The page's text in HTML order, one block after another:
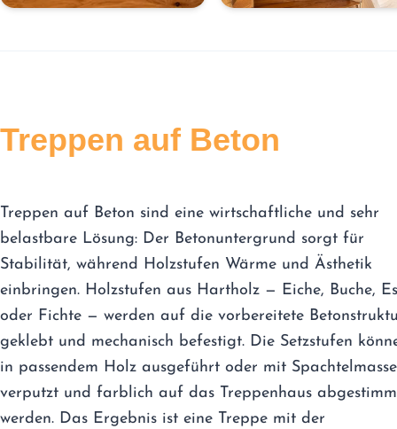
Treppen auf Beton
Treppen auf Beton sind eine wirtschaftliche und sehr
belastbare Lösung: Der Betonuntergrund sorgt für
Stabilität, während Holzstufen Wärme und Ästhetik
einbringen. Holzstufen aus Hartholz — Eiche, Buche,
oder Fichte — werden auf die vorbereitete
geklebt und mechanisch befestigt. Die Setzstufen
in passendem Holz ausgeführt oder mit Spachtelmasse
verputzt und farblich auf das Treppenhaus
werden. Das Ergebnis ist eine Treppe mit der